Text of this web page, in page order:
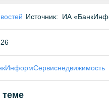
Источник: ИА
недвижимость
теме